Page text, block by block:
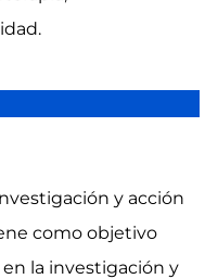
y acción
como objetivo
la investigación y